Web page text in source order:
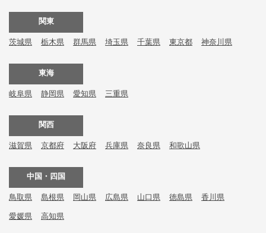
関東
茨城県 栃木県 群馬県 埼玉県 千葉県 東京都 神奈川県
東海
岐阜県 静岡県 愛知県 三重県
関西
滋賀県 京都府 大阪府 兵庫県 奈良県 和歌山県
中国・四国
鳥取県 島根県 岡山県 広島県 山口県 徳島県 香川県
愛媛県 高知県